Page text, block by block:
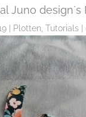
Juno
Plotten, Tutorials
5,90